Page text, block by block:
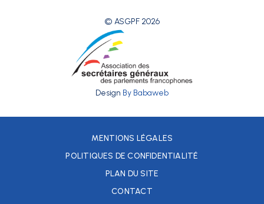
© ASGPF 2026
Design By Babaweb
MENTIONS LÉGALES
POLITIQUES DE CONFIDENTIALITÉ
PLAN DU SITE
CONTACT